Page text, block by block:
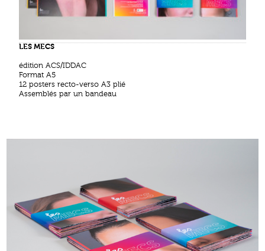
LES MECS
édition ACS/IDDAC
Format A5
12 posters recto-verso A3 plié
Assemblés par un bandeau